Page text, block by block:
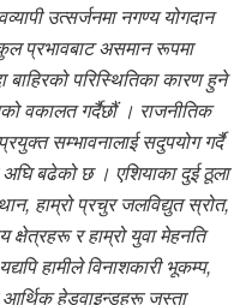
उत्सर्जनमा नगण्य योगदान
प्रभावबाट असमान रूपमा
बाहिरको परिस्थितिका कारण हुने
वकालत गर्दैछौं । राजनीतिक
सम्भावनालाई सदुपयोग गर्दै
बढेको छ । एशियाका दुई ठूला
हाम्रो प्रचुर जलविद्युत स्रोत,
र हाम्रो युवा मेहनति
हामीले विनाशकारी भूकम्प,
आर्थिक हेडवाइन्डहरू जस्ता